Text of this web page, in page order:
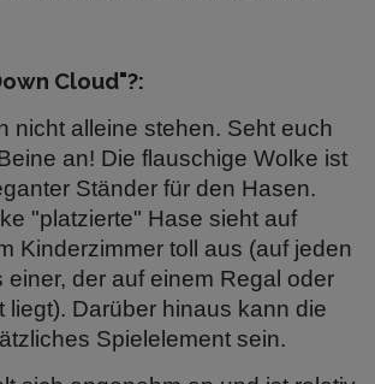
Cloud"?:
nicht alleine stehen. Seht euch
an! Die flauschige Wolke ist
Ständer für den Hasen.
"platzierte" Hase sieht auf
Kinderzimmer toll aus (auf jeden
einer, der auf einem Regal oder
liegt). Darüber hinaus kann die
Spielelement sein.